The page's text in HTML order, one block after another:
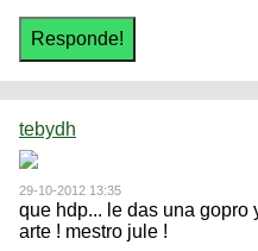
tebydh
29-10-2012 13:35
que hdp... le das una gopro
arte ! mestro jule !